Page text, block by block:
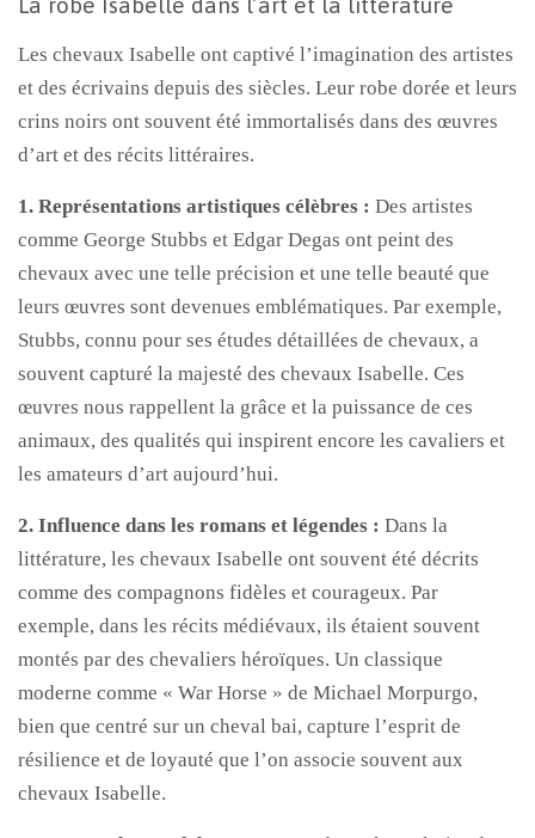
Les chevaux Isabelle ont captivé l’imagination des artistes
et des écrivains depuis des siècles. Leur robe dorée et leurs
crins noirs ont souvent été immortalisés dans des œuvres
d’art et des récits littéraires.
1. Représentations artistiques célèbres : Des artistes
comme George Stubbs et Edgar Degas ont peint des
chevaux avec une telle précision et une telle beauté que
leurs œuvres sont devenues emblématiques. Par exemple,
Stubbs, connu pour ses études détaillées de chevaux, a
souvent capturé la majesté des chevaux Isabelle. Ces
œuvres nous rappellent la grâce et la puissance de ces
animaux, des qualités qui inspirent encore les cavaliers et
les amateurs d’art aujourd’hui.
2. Influence dans les romans et légendes : Dans la
littérature, les chevaux Isabelle ont souvent été décrits
comme des compagnons fidèles et courageux. Par
exemple, dans les récits médiévaux, ils étaient souvent
montés par des chevaliers héroïques. Un classique
moderne comme « War Horse » de Michael Morpurgo,
bien que centré sur un cheval bai, capture l’esprit de
résilience et de loyauté que l’on associe souvent aux
chevaux Isabelle.